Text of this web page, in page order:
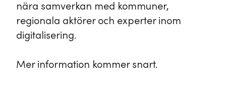
nära samverkan med kommuner,
regionala aktörer och experter inom
digitalisering.
Mer information kommer snart.